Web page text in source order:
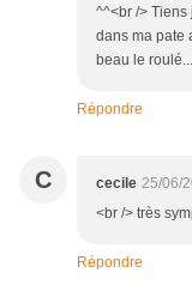
^^<br />
dans ma pate
beau le
Répondre
C cecile 25/06/
<br /> très
Répondre